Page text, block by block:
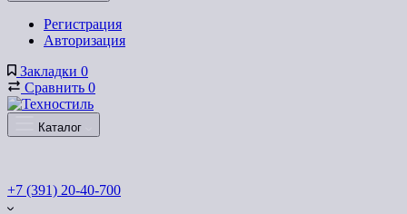
Регистрация
Авторизация
Закладки 0
Сравнить 0
Каталог
+7 (391) 20-40-700